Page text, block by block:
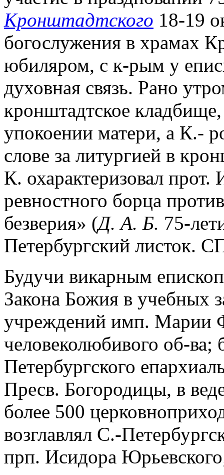
Кронштадтского 18-19
богослужения в храмах
юбиляром, с к-рым у
духовная связь. Рано
кронштадтское
упокоении матери, а К.-
слове за литургией в
К. охарактеризовал
ревностного борца
безверия» (Д. А. Б. 75-
Петербургский листок.
Будучи викарным
Закона Божия в учебных
учреждений имп. Марии
человеколюбивого об-ва;
Петербургского
Пресв. Богородицы, в
более 500
возглавлял С.-
прп. Исидора